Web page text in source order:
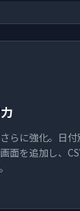
らに強化。日付
面を追加し、